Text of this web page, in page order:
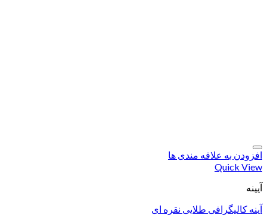
افزودن به علاقه مندی ها
Quick View
آیینه
آینه کالیگرافی طلایی نقره ای